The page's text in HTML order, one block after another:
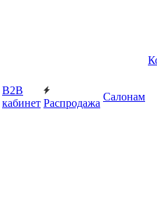
B2B
кабинет Распродажа
Салонам